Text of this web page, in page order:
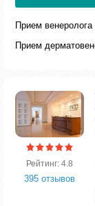
Прием венеролога
Прием
Рейтинг: 4.8
395 отзывов